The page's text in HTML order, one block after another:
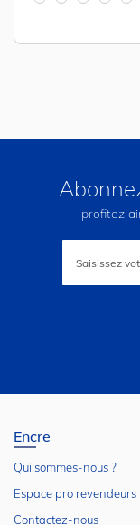
profitez
lettre
Encre
Qui sommes-nous ?
Espace pro revendeurs
Contactez-nous